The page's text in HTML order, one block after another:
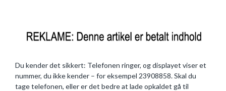
Du kender det sikkert: Telefonen ringer, og displayet viser et
nummer, du ikke kender – for eksempel 23908858. Skal du
tage telefonen, eller er det bedre at lade opkaldet gå til